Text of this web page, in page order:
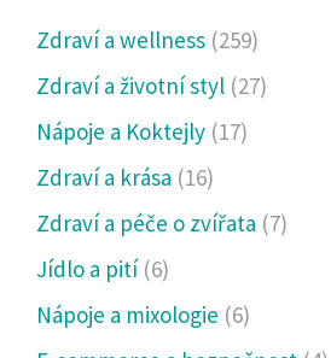
Zdraví a wellness (259)
Zdraví a životní styl (27)
Nápoje a Koktejly (17)
Zdraví a krása (16)
Zdraví a péče o zvířata (7)
Jídlo a pití (6)
Nápoje a mixologie (6)